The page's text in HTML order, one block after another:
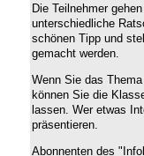
Die Teilnehmer
unterschiedliche
schönen Tipp und
gemacht werden.
Wenn Sie das
können Sie die
lassen. Wer etwas
präsentieren.
Abonnenten des